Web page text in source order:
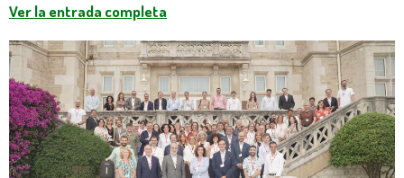
Ver la entrada completa